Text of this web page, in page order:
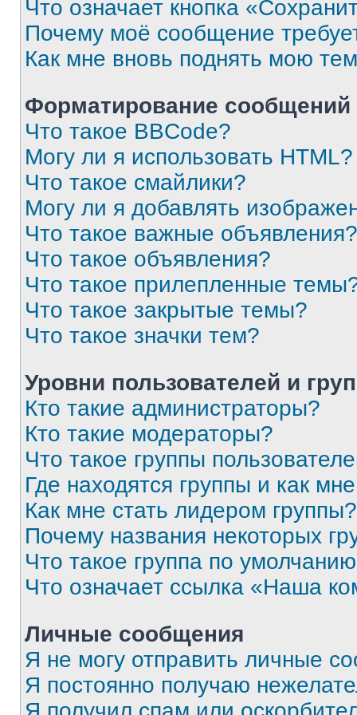
Что означает кнопка
Почему моё сообщение
Как мне вновь поднять мою
Форматирование
Что такое BBCode?
Могу ли я использовать HTML?
Что такое смайлики?
Могу ли я добавлять
Что такое важные объявления?
Что такое объявления?
Что такое прилепленные
Что такое закрытые темы?
Что такое значки тем?
Уровни пользователей и
Кто такие администраторы?
Кто такие модераторы?
Что такое группы
Где находятся группы и как
Как мне стать лидером группы?
Почему названия некоторых
Что такое группа по
Что означает ссылка «Наша
Личные сообщения
Я не могу отправить личные
Я постоянно получаю